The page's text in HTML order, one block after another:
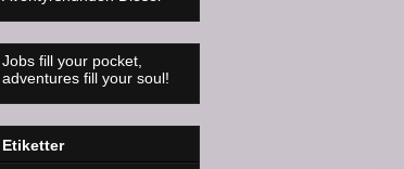
Jobs fill your pocket,
adventures fill your soul!
Etiketter